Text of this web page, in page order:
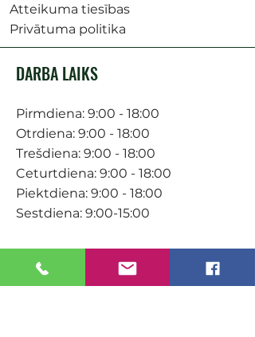
Atteikuma tiesības
Privātuma politika
DARBA LAIKS
Pirmdiena: 9:00 - 18:00
Otrdiena: 9:00 - 18:00
Trešdiena: 9:00 - 18:00
Ceturtdiena: 9:00 - 18:00
Piektdiena: 9:00 - 18:00
Sestdiena: 9:00-15:00
KONTAKTI